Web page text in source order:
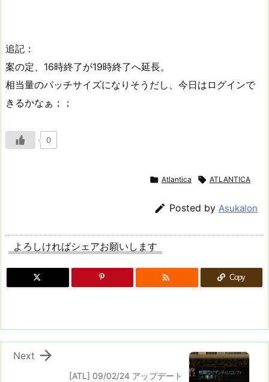
追記：
案の定、16時終了が19時終了へ延長。
相当量のパッチサイズになりそうだし、今日はログインで
きるかなぁ；；
0
 Atlantica  ATLANTICA
 Posted by Asukalon
よろしければシェアお願いします
 Copy
[ATL] 09/02/24 アップデート

Next